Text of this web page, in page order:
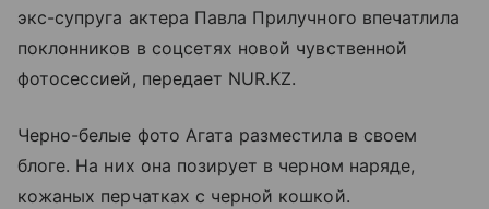
экс-супруга актера Павла Прилучного впечатлила
поклонников в соцсетях новой чувственной
фотосессией, передает NUR.KZ.
Черно-белые фото Агата разместила в своем
блоге. На них она позирует в черном наряде,
кожаных перчатках с черной кошкой.